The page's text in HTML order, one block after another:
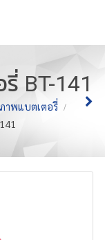
BT-141
าพแบตเตอรี่